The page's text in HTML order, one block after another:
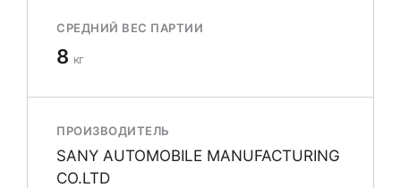
СРЕДНИЙ ВЕС ПАРТИИ
8 кг
ПРОИЗВОДИТЕЛЬ
SANY AUTOMOBILE MANUFACTURING
CO.LTD